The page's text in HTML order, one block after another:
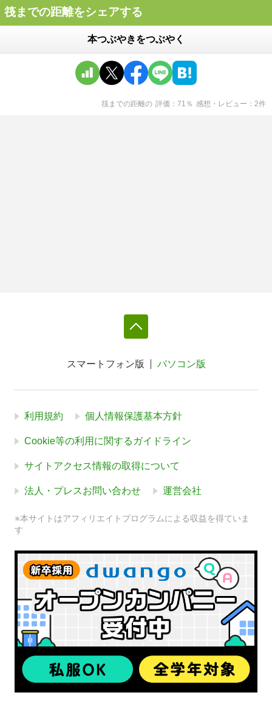
筏までの距離をシェアする
本つぶやきをつぶやく
筏までの距離の 評価 71 ％ 感想・レビュー 2件
スマートフォン版 パソコン版
利用規約 個人情報保護基本方針
Cookie等の利用に関するガイドライン
サイトアクセス情報の取得について
法人・プレスお問い合わせ 運営会社
※本サイトはアフィリエイトプログラムによる収益を得ていま
す